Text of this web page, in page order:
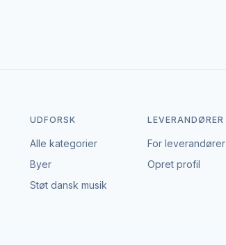
UDFORSK
Alle kategorier
Byer
Støt dansk musik
LEVERANDØRER
For leverandører
Opret profil